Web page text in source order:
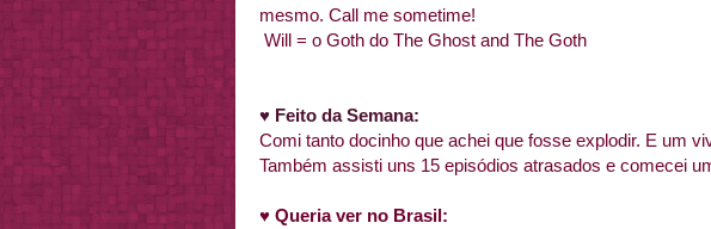
mesmo. Call me sometime!
Will = o Goth do The Ghost and The Goth
♥ Feito da Semana:
Comi tanto docinho que achei que fosse explodir. E um
Também assisti uns 15 episódios atrasados e comecei
♥ Queria ver no Brasil: